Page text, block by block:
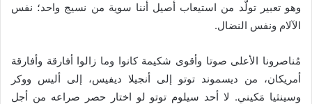
وهو تعبير تولّد من استيعاب أصيل أننا سوية من نسيج واحد؛ نفس
الآلام ونفس النضال.
مُناصرونا الأعلى صوتا وأقوى شكيمة كانوا وما زالوا أفارقة وأفارقة
أمريكان، من ديسموند توتو إلى أنجيلا ديفيس، إلى أليس ووكر
وسينثيا مَكيني. لا أحد سيلوم توتو لو اختار حصر صراعه من أجل